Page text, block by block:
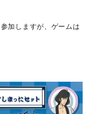
加しますが、ゲームは